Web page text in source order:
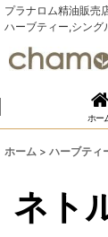
プラナロム精油販売
ハーブティー,シン
ホー
ホーム > ハーブティ
ネト